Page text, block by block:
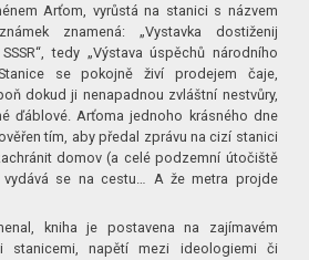
Arťom, vyrůstá na stanici s názvem
znamená: „Vystavka dostiženij
tedy „Výstava úspěchů národního
se pokojně živí prodejem čaje,
dokud ji nenapadnou zvláštní nestvůry,
ďáblové. Arťoma jednoho krásného dne
tím, aby předal zprávu na cizí stanici
domov (a celé podzemní útočiště
se na cestu… A že metra projde
kniha je postavena na zajímavém
stanicemi, napětí mezi ideologiemi či